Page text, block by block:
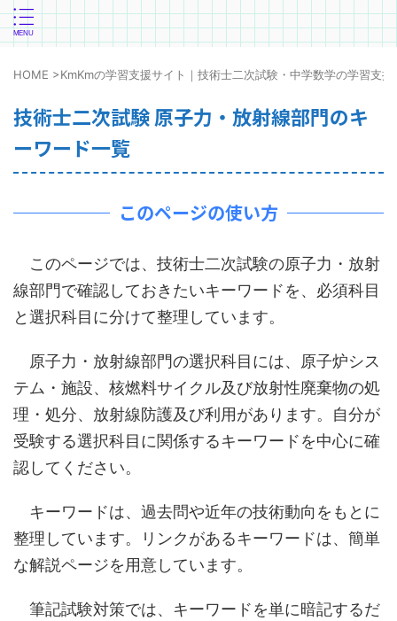
HOME >KmKmの学習支援サイト｜技術士二次試験・中学数学の学習支援
技術士二次試験 原子力・放射線部門のキ
ーワード一覧
このページの使い方
このページでは、技術士二次試験の原子力・放射
線部門で確認しておきたいキーワードを、必須科目
と選択科目に分けて整理しています。
原子力・放射線部門の選択科目には、原子炉シス
テム・施設、核燃料サイクル及び放射性廃棄物の処
理・処分、放射線防護及び利用があります。自分が
受験する選択科目に関係するキーワードを中心に確
認してください。
キーワードは、過去問や近年の技術動向をもとに
整理しています。リンクがあるキーワードは、簡単
な解説ページを用意しています。
筆記試験対策では、キーワードを単に暗記するだ